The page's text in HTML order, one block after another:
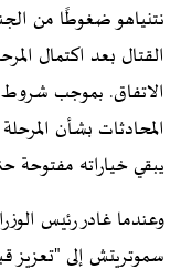
نتنياهو ضغوطًا من
القتال بعد اكتمال
الاتفاق. بموجب شروط
المحادثات بشأن
يبقي خياراته مفتوحة
وعندما غادر رئيس
سموتريتش إلى "تعزيز